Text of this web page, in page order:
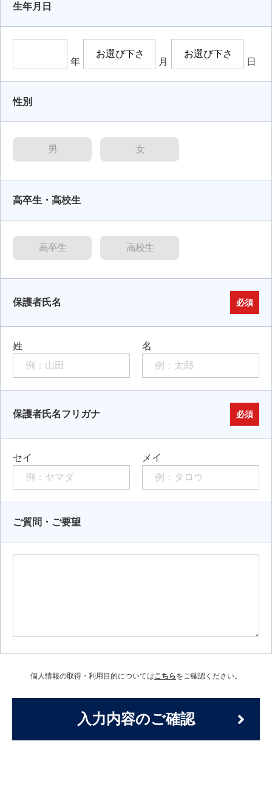
生年月日
年 月 日
性別
男 女
高卒生・高校生
高卒生 高校生
保護者氏名 必須
姓 名
保護者氏名フリガナ 必須
セイ メイ
ご質問・ご要望
個人情報の取得・利用目的についてはこちらをご確認ください。
入力内容のご確認